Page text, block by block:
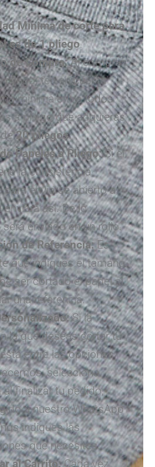
Mínima de corte para
es de 1 pliego.
de Compra:Al comprar
pliego, ten en cuenta
mínima entre todos
a pliego que adquieras
de20 pliegos.
Papeles a Pliego:Si el
la consistencia
para enviarse abierto a
enviará así. De lo
enviado en un rollo.
de Referencia:Es
que indiques el tamaño
ser cortado el papel al
una referencia.
Si la
la que deseas cortar tu
entre las opciones
selecciona
al finalizar tu pedido,
a nuestro WhatsApp
indiques las
que necesites.
al Carrito:Cada vez